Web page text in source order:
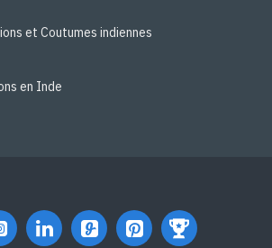
et Coutumes indiennes
en Inde